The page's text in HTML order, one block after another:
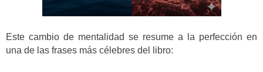
Este cambio de mentalidad se resume a la perfección en
una de las frases más célebres del libro: